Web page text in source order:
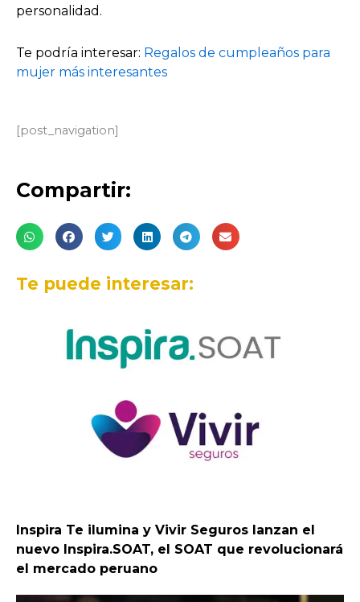
personalidad.
Te podría interesar: Regalos de cumpleaños para
mujer más interesantes
[post_navigation]
Compartir:
Te puede interesar:
Inspira Te ilumina y Vivir Seguros lanzan el
nuevo Inspira.SOAT, el SOAT que revolucionará
el mercado peruano